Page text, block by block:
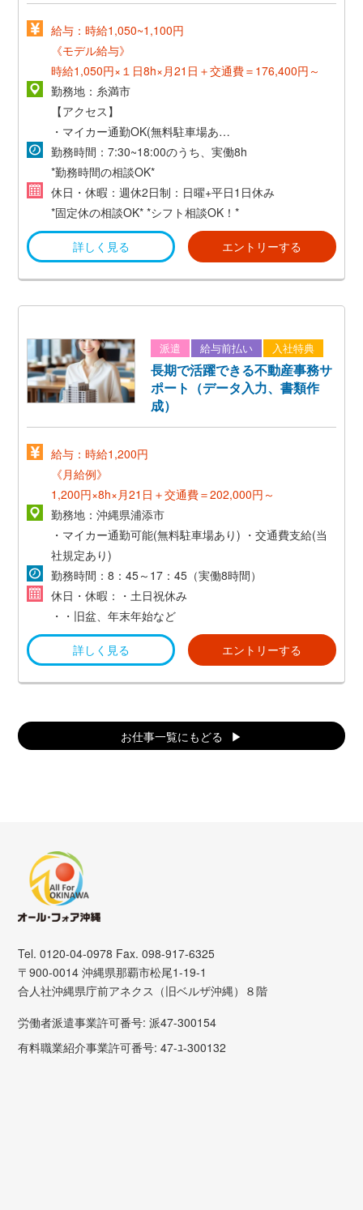
・家族手当
給与：時給1,050~1,100円
《モデル給与》
時給1,050円×１日8h×月21日＋交通費＝176,400円～
勤務地：糸満市
【アクセス】
・マイカー通勤OK(無料駐車場あり)
・交通費支給(規定あり)
勤務時間：7:30~18:00のうち、実働8h
*勤務時間の相談OK*
休日・休暇：週休2日制：日曜+平日1日休み
*固定休の相談OK* *シフト相談OK！*
詳しく見る エントリーする
派遣 給与前払い 入社特典
長期で活躍できる不動産事務サ
ポート（データ入力、書類作
成）
給与：時給1,200円
《月給例》
1,200円×8h×月21日＋交通費＝202,000円～
勤務地：沖縄県浦添市
・マイカー通勤可能(無料駐車場あり) ・交通費支給(当
社規定あり)
勤務時間：8：45～17：45（実働8時間）
休日・休暇：・土日祝休み
・・旧盆、年末年始など
詳しく見る エントリーする
お仕事一覧にもどる
Tel. 0120-04-0978 Fax. 098-917-6325
〒900-0014 沖縄県那覇市松尾1-19-1
合人社沖縄県庁前アネクス（旧ベルザ沖縄）８階
労働者派遣事業許可番号: 派47-300154
有料職業紹介事業許可番号: 47-ﾕ-300132